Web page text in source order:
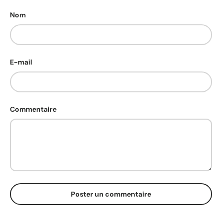
Nom
E-mail
Commentaire
Poster un commentaire